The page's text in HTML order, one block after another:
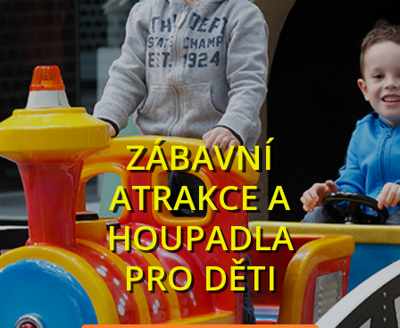
ZÁBAVNÍ
ATRAKCE A
HOUPADLA
PRO DĚTI